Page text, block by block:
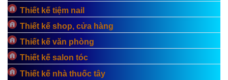
Thiết kế tiệm nail
Thiết kế shop, cửa hàng
Thiết kế văn phòng
Thiết kế salon tóc
Thiết kế nhà thuốc tây